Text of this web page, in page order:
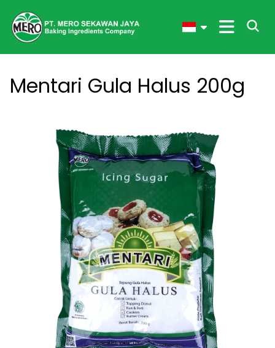
Mentari Gula Halus 200g